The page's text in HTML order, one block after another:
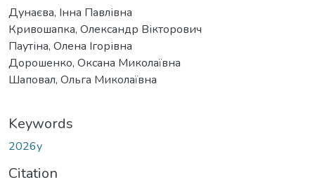
Дунаєва, Інна Павлівна
Кривошапка, Олександр Вікторович
Паутіна, Олена Ігорівна
Дорошенко, Оксана Миколаївна
Шаповал, Ольга Миколаївна
Keywords
2026у
Citation